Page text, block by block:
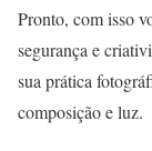
Pronto, com isso
segurança e
sua prática
composição e luz.